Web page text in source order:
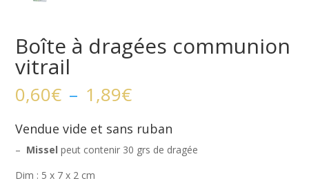
Boîte à dragées communion
vitrail
0,60€ – 1,89€Plage
prix :
0,60€
à
Vendue vide et sans ruban
– Missel peut contenir 30 grs de dragée
Dim : 5 x 7 x 2 cm